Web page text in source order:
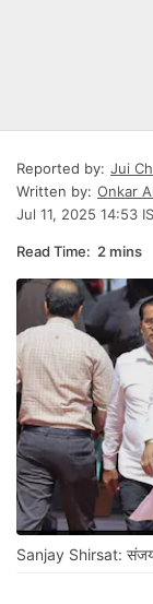
Reported by: Jui
Written by: Onkar
Jul 11, 2025 14:53
Read Time: 2 mins
Sanjay Shirsat: संजय